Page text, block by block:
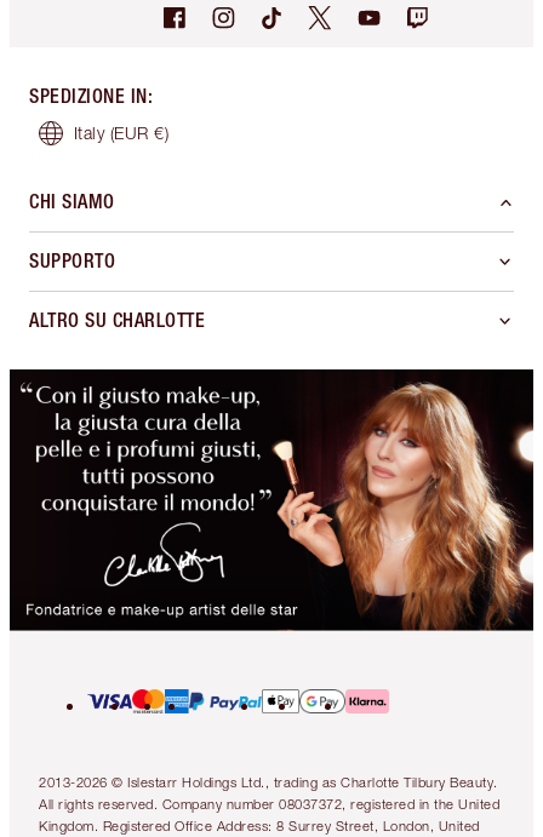
SPEDIZIONE IN:
Italy (EUR €)
CHI SIAMO
SUPPORTO
ALTRO SU CHARLOTTE
2013-2026 © Islestarr Holdings Ltd., trading as Charlotte Tilbury Beauty.
All rights reserved. Company number 08037372, registered in the United
Kingdom. Registered Office Address: 8 Surrey Street, London, United